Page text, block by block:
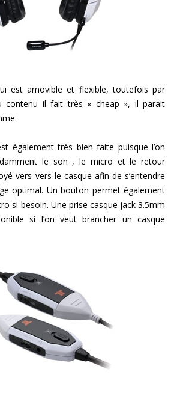
est amovible et flexible, toutefois par
contenu il fait très « cheap », il parait
également très bien faite puisque l’on
le son , le micro et le retour
vers vers le casque afin de s’entendre
optimal. Un bouton permet également
si besoin. Une prise casque jack 3.5mm
si l’on veut brancher un casque